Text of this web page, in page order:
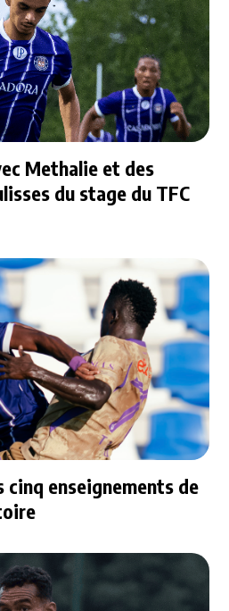
Methalie et des
du stage du TFC
cinq enseignements de